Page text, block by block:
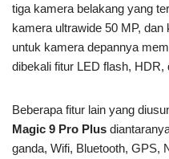
tiga kamera belakang yang
kamera ultrawide 50 MP,
untuk kamera depannya
dibekali fitur LED flash, HDR,
Beberapa fitur lain yang
Magic 9 Pro Plus
ganda, Wifi, Bluetooth, GPS,